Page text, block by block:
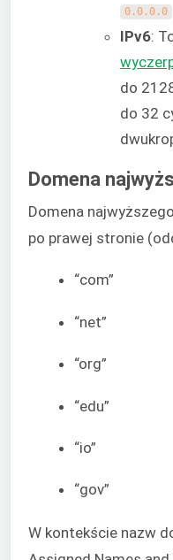
0.0.0.0
IPv6:
do
do 32
Domena
Domena
po prawej stronie
“com”
“net”
“org”
“edu”
“io”
“gov”
W kontekście nazw